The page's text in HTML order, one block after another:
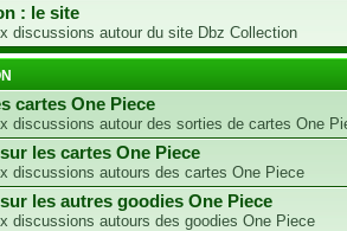
: le site
discussions autour du site Dbz Collection
cartes One Piece
discussions autour des sorties de cartes One
les cartes One Piece
discussions autours des cartes One Piece
les autres goodies One Piece
discussions autours des goodies One Piece